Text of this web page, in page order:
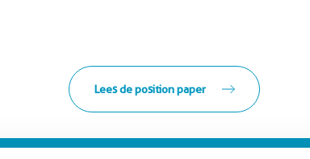
Lees de position paper